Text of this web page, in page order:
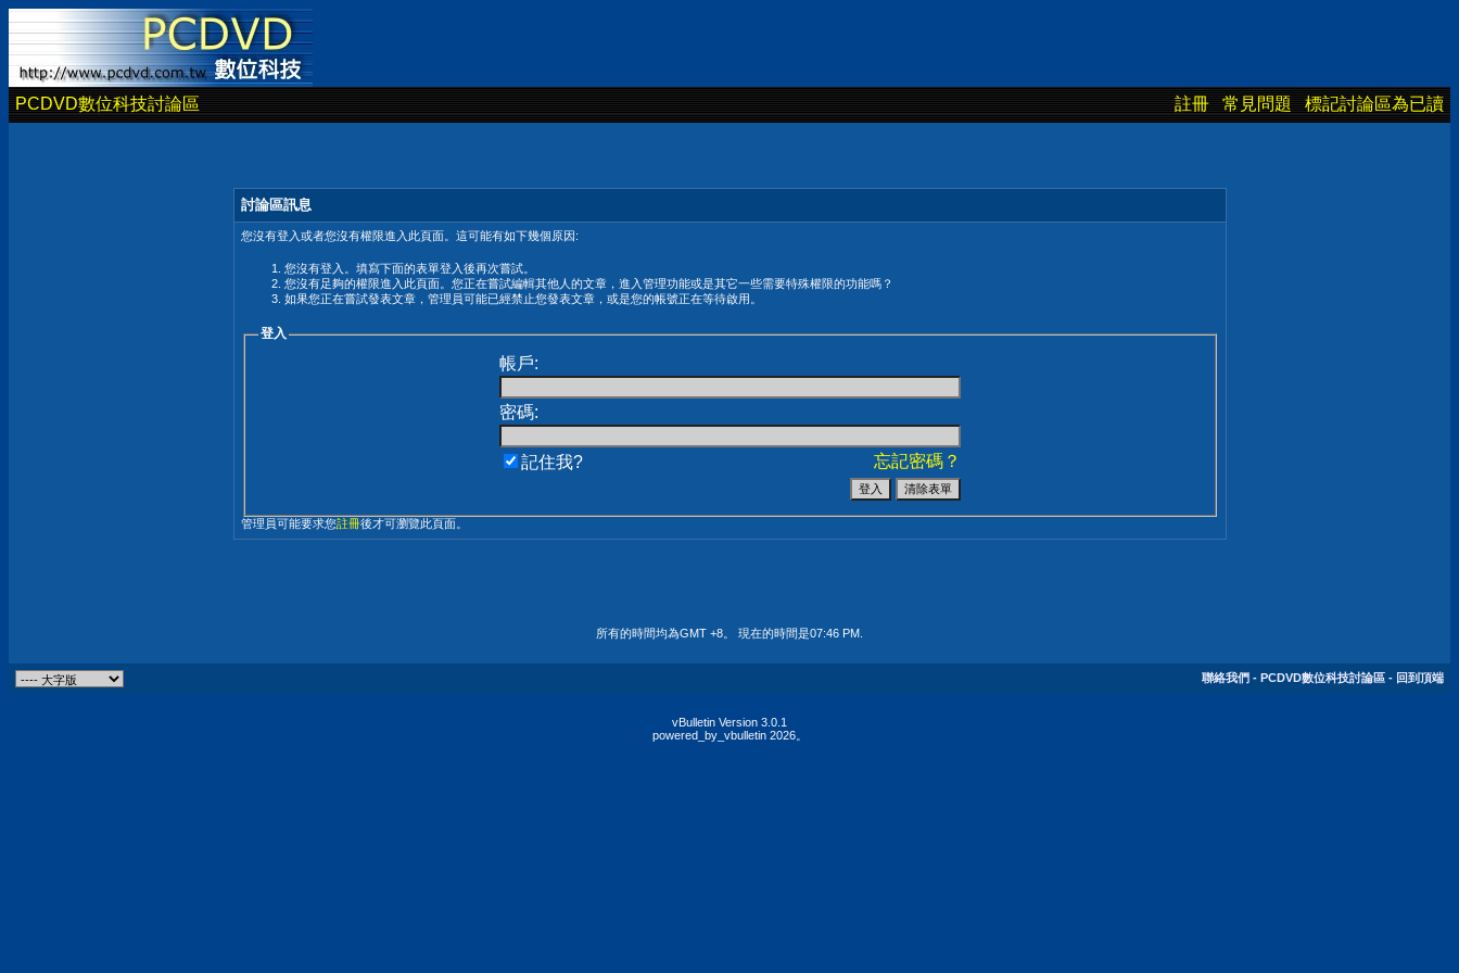
PCDVD數位科技討論區 註冊 常見問題 標記討論區為已讀
討論區訊息
您沒有登入或者您沒有權限進入此頁面。這可能有如下幾個原因:
您沒有登入。填寫下面的表單登入後再次嘗試。
您沒有足夠的權限進入此頁面。您正在嘗試編輯其他人的文章，進入管理功能或是其它一些需要特殊權限的功能嗎？
如果您正在嘗試發表文章，管理員可能已經禁止您發表文章，或是您的帳號正在等待啟用。
登入
帳戶:
密碼:
忘記密碼？
記住我?
管理員可能要求您註冊後才可瀏覽此頁面。
所有的時間均為GMT +8。 現在的時間是07:46 PM
聯絡我們 - PCDVD數位科技討論區 - 回到頂端
vBulletin Version 3.0.1
powered_by_vbulletin 2026。